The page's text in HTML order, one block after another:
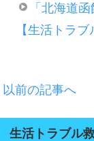
「北海道
【生活トラ
以前の記事へ
生活トラブル